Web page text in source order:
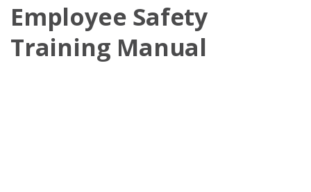
Employee Safety
Training Manual